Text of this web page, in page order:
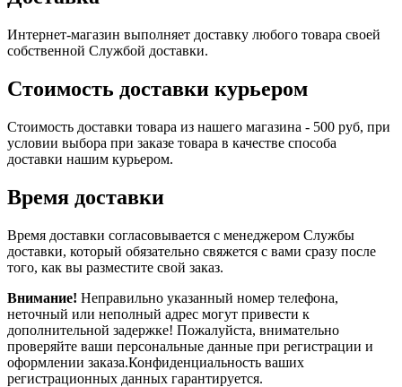
Интернет-магазин выполняет доставку любого товара своей
собственной Службой доставки.
Стоимость доставки курьером
Стоимость доставки товара из нашего магазина - 500 руб, при
условии выбора при заказе товара в качестве способа
доставки нашим курьером.
Время доставки
Время доставки согласовывается с менеджером Службы
доставки, который обязательно свяжется с вами сразу после
того, как вы разместите свой заказ.
Внимание! Неправильно указанный номер телефона,
неточный или неполный адрес могут привести к
дополнительной задержке! Пожалуйста, внимательно
проверяйте ваши персональные данные при регистрации и
оформлении заказа.Конфиденциальность ваших
регистрационных данных гарантируется.